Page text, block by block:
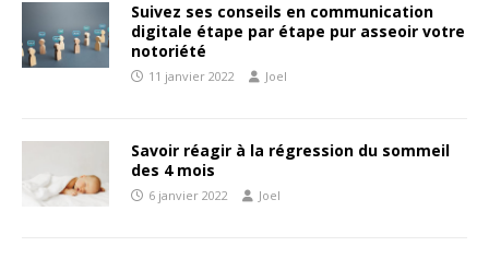
Suivez ses conseils en communication
digitale étape par étape pur asseoir votre
notoriété
11 janvier 2022 Joel
Savoir réagir à la régression du sommeil
des 4 mois
6 janvier 2022 Joel